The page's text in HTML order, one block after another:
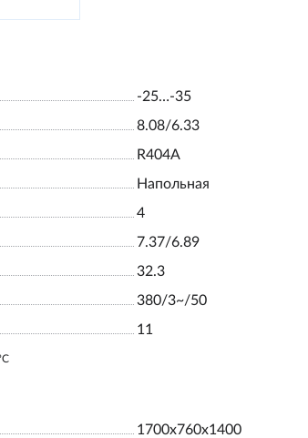
-25…-35
8.08/6.33
R404A
Напольная
4
7.37/6.89
32.3
380/3~/50
11
1700х760х1400